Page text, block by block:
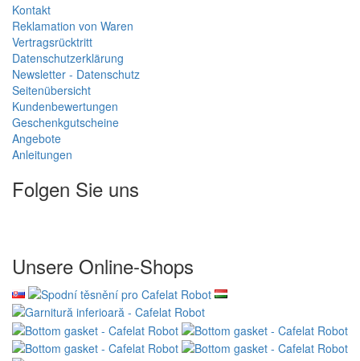
Kontakt
Reklamation von Waren
Vertragsrücktritt
Datenschutzerklärung
Newsletter - Datenschutz
Seitenübersicht
Kundenbewertungen
Geschenkgutscheine
Angebote
Anleitungen
Folgen Sie uns
Unsere Online-Shops